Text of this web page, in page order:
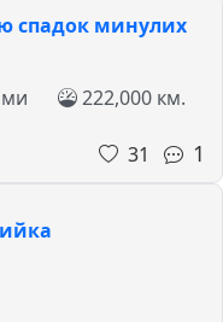
спадок минулих
222,000 км.
31 1